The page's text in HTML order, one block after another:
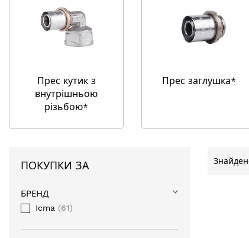
Прес кутик з
внутрішньою
різьбою*
Прес заглушка*
ПОКУПКИ ЗА
БРЕНД
Icma 61